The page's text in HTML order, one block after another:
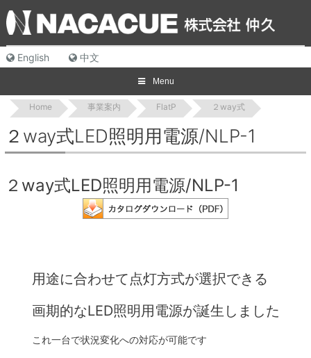
to
content
English
中文
Menu
Home 事業案内 FlatP ２way式
２way式LED照明用電源/NLP-1
２way式LED照明用電源/NLP-1
用途に合わせて点灯方式が選択できる
画期的なLED照明用電源が誕生しました
これ一台で状況変化への対応が可能です